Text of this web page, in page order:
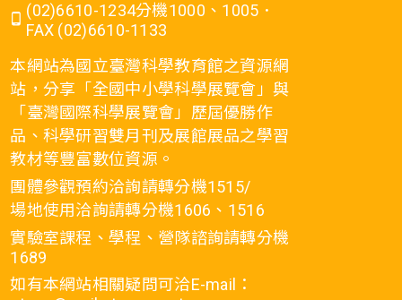
(02)6610-1234分機1000、1005．
FAX (02)6610-1133
本網站為國立臺灣科學教育館之資源網
站，分享「全國中小學科學展覽會」與
「臺灣國際科學展覽會」歷屆優勝作
品、科學研習雙月刊及展館展品之學習
教材等豐富數位資源。
團體參觀預約洽詢請轉分機1515/
場地使用洽詢請轉分機1606、1516
實驗室課程、學程、營隊諮詢請轉分機
1689
如有本網站相關疑問可洽E-mail：